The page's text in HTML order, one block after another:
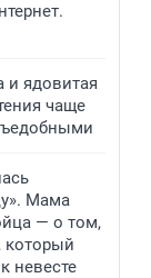
и ядовитая
чаще
Мама
— о том,
который
невесте